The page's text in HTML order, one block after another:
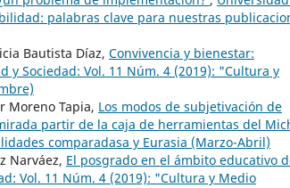
palabras clave para nuestras
Bautista Díaz, Convivencia y bienestar:
y Sociedad: Vol. 11 Núm. 4 (2019): "Cultura y
Moreno Tapia, Los modos de subjetivación de
partir de la caja de herramientas del
comparadasa y Eurasia (Marzo-Abril)
Narváez, El posgrado en el ámbito educativo
Vol. 11 Núm. 4 (2019): "Cultura y Medio